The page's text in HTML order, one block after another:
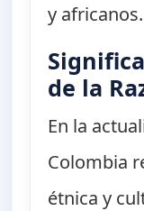
y africanos.
de la
En la
Colombia
étnica y